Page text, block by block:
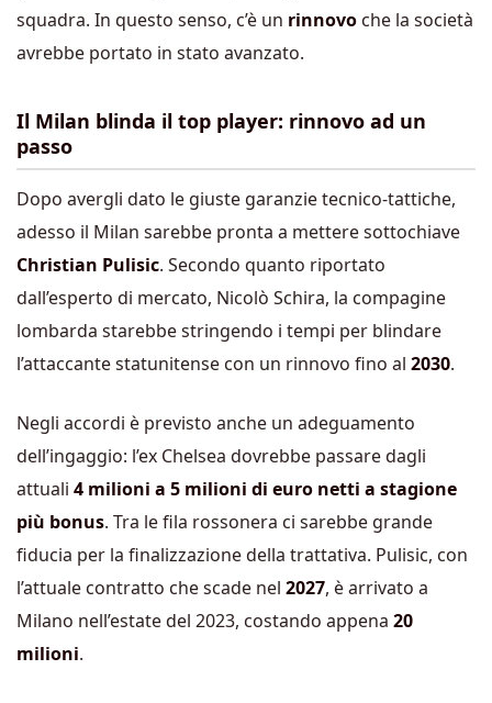
squadra. In questo senso, c’è un rinnovo che la società
avrebbe portato in stato avanzato.
Il Milan blinda il top player: rinnovo ad un
passo
Dopo avergli dato le giuste garanzie tecnico-tattiche,
adesso il Milan sarebbe pronta a mettere sottochiave
Christian Pulisic. Secondo quanto riportato
dall’esperto di mercato, Nicolò Schira, la compagine
lombarda starebbe stringendo i tempi per blindare
l’attaccante statunitense con un rinnovo fino al 2030.
Negli accordi è previsto anche un adeguamento
dell’ingaggio: l’ex Chelsea dovrebbe passare dagli
attuali 4 milioni a 5 milioni di euro netti a stagione
più bonus. Tra le fila rossonera ci sarebbe grande
fiducia per la finalizzazione della trattativa. Pulisic, con
l’attuale contratto che scade nel 2027, è arrivato a
Milano nell’estate del 2023, costando appena 20
milioni.